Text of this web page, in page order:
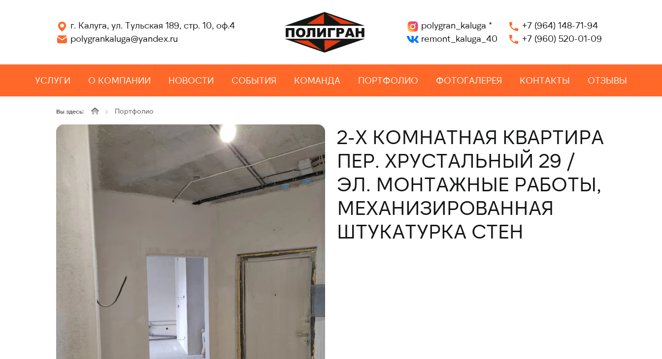
г. Калуга, ул. Тульская 189, стр. 10, оф.4
polygrankaluga@yandex.ru
polygran_kaluga *
remont_kaluga_40
+7 (964) 148-71-94
+7 (960) 520-01-09
УСЛУГИ О КОМПАНИИ НОВОСТИ СОБЫТИЯ КОМАНДА ПОРТФОЛИО ФОТОГАЛЕРЕЯ КОНТАКТЫ ОТЗЫВЫ
Вы здесь: Портфолио
2-Х КОМНАТНАЯ КВАРТИРА
ПЕР. ХРУСТАЛЬНЫЙ 29 /
ЭЛ. МОНТАЖНЫЕ РАБОТЫ,
МЕХАНИЗИРОВАННАЯ
ШТУКАТУРКА СТЕН